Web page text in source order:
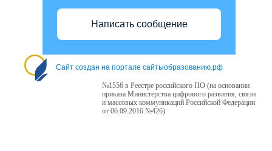
Написать сообщение
Сайт создан на портале сайтыобразованию.рф
№1556 в Реестре российского ПО (на основании
приказа Министерства цифрового развития, связи
и массовых коммуникаций Российской Федерации
от 06.09.2016 №426)